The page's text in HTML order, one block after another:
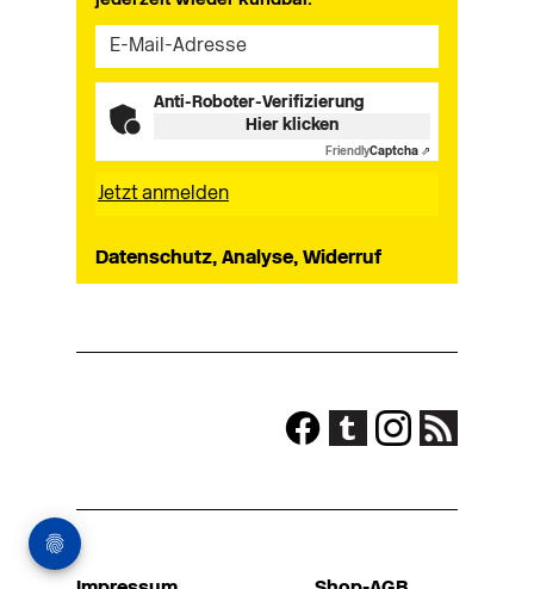
Anti-Roboter-Verifizierung
Hier klicken
FriendlyCaptcha ⇗
Datenschutz, Analyse, Widerruf